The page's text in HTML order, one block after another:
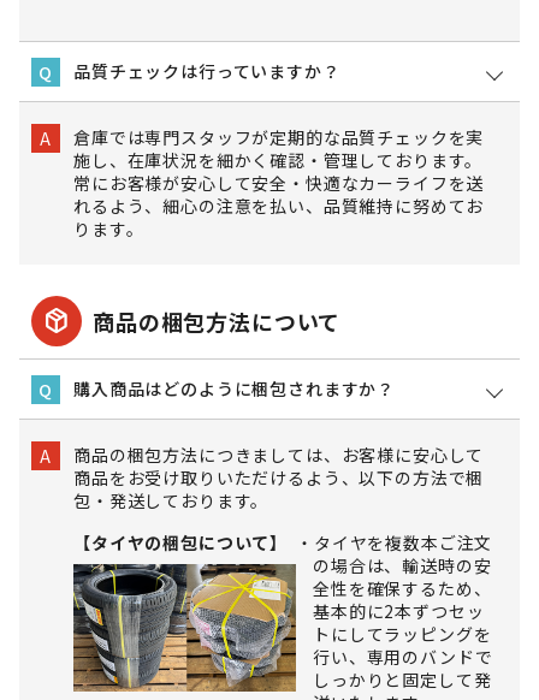
Q 品質チェックは行っていますか？
A
倉庫では専門スタッフが定期的な品質チェックを実
施し、在庫状況を細かく確認・管理しております。
常にお客様が安心して安全・快適なカーライフを送
れるよう、細心の注意を払い、品質維持に努めてお
ります。
package_2 商品の梱包方法について
Q 購入商品はどのように梱包されますか？
A
商品の梱包方法につきましては、お客様に安心して
商品をお受け取りいただけるよう、以下の方法で梱
包・発送しております。
【タイヤの梱包について】
タイヤを複数本ご注文
の場合は、輸送時の安
全性を確保するため、
基本的に2本ずつセッ
トにしてラッピングを
行い、専用のバンドで
しっかりと固定して発